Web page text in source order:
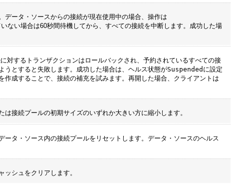
ータ・ソースからの接続が現在使用中の場合、操作は
ない場合は60秒間待機してから、すべての接続を中断します。成功した場
対するトランザクションはロールバックされ、予約されているすべての接
うとすると失敗します。成功した場合は、ヘルス状態がSuspended に設定
作成することで、接続の補充を試みます。再開 した場合、クライアントは
接続プールの初期サイズのいずれか大きい方に縮小します。
タ・ソース内の接続プールをリセットします。データ・ソースのヘルス
シュをクリアします。